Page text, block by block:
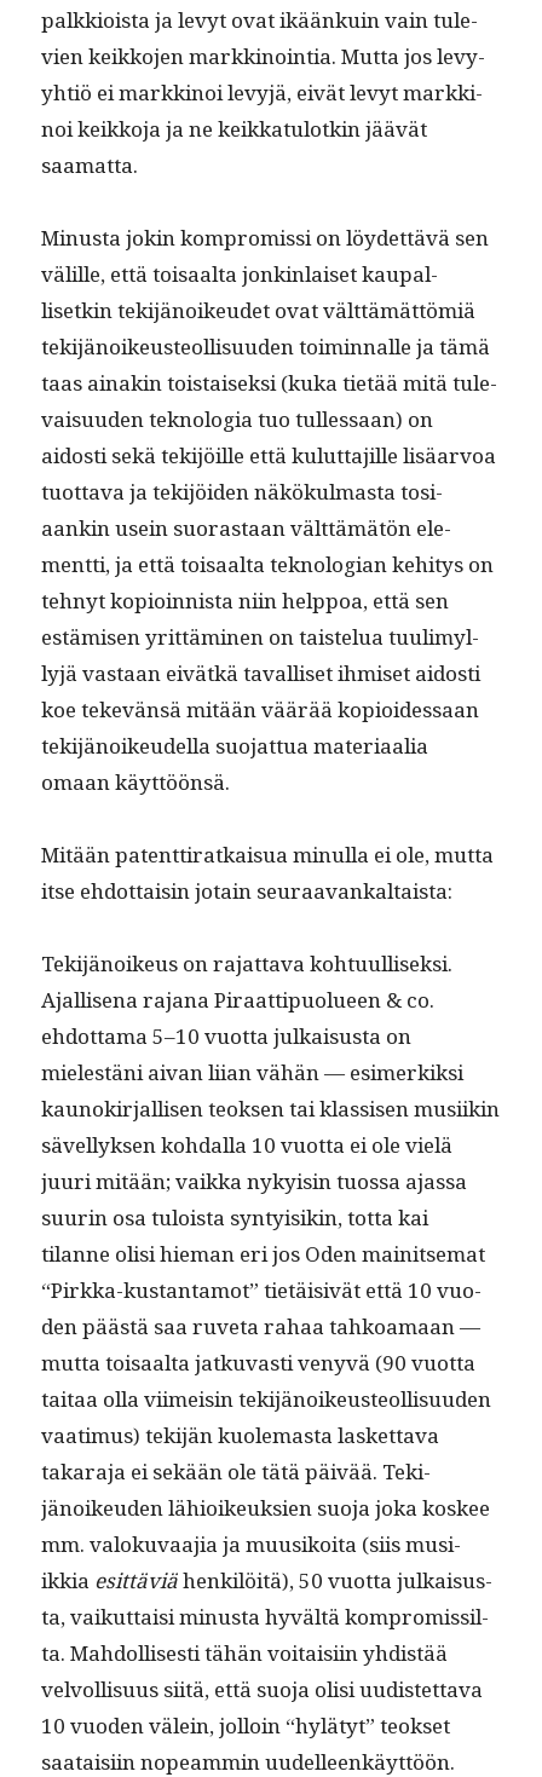
palkkioista ja levyt ovat ikäänkuin vain tule­
vien keikko­jen markki­noin­tia. Mut­ta jos levy-
yhtiö ei markki­noi levyjä, eivät levyt markki­
noi keikko­ja ja ne keikkat­u­lotkin jäävät
saamatta.
Minus­ta jokin kom­pro­mis­si on löy­det­tävä sen
välille, että toisaal­ta jonkin­laiset kau­pal­
lisetkin tek­i­jänoikeudet ovat vält­tämät­tömiä
tek­i­jänoikeuste­ol­lisu­u­den toimin­nalle ja tämä
taas ainakin tois­taisek­si (kuka tietää mitä tule­
vaisu­u­den teknolo­gia tuo tul­lessaan) on
aidosti sekä tek­i­jöille että kulut­ta­jille lisäar­voa
tuot­ta­va ja tek­i­jöi­den näkökul­mas­ta tosi­
aankin usein suo­ras­taan vält­tämätön ele­
ment­ti, ja että toisaal­ta teknolo­gian kehi­tys on
tehnyt kopi­oin­nista niin help­poa, että sen
estämisen yrit­tämi­nen on tais­telua tuulimyl­
lyjä vas­taan eivätkä taval­liset ihmiset aidosti
koe tekevän­sä mitään väärää kopi­oidessaan
tek­i­jänoikeudel­la suo­jat­tua mate­ri­aalia
omaan käyttöönsä.
Mitään patent­ti­ratkaisua min­ul­la ei ole, mut­ta
itse ehdot­taisin jotain seuraavankaltaista:
Tek­i­jänoikeus on rajat­ta­va kohtu­ullisek­si.
Ajal­lise­na rajana Piraat­tipuolueen & co.
ehdot­ta­ma 5–10 vuot­ta julka­is­us­ta on
mielestäni aivan liian vähän — esimerkik­si
kaunokir­jal­lisen teok­sen tai klas­sisen musi­ikin
sävel­lyk­sen kohdal­la 10 vuot­ta ei ole vielä
juuri mitään; vaik­ka nyky­isin tuos­sa ajas­sa
suurin osa tuloista syn­ty­isikin, tot­ta kai
tilanne olisi hie­man eri jos Oden mainit­se­mat
“Pirk­ka-kus­tan­ta­mot” tietäi­sivät että 10 vuo­
den päästä saa ruve­ta rahaa tahkoa­maan —
mut­ta toisaal­ta jatku­vasti venyvä (90 vuot­ta
taitaa olla viimeisin tek­i­jänoikeuste­ol­lisu­u­den
vaa­timus) tek­i­jän kuole­mas­ta las­ket­ta­va
takara­ja ei sekään ole tätä päivää. Tek­i­
jänoikeu­den lähioikeuk­sien suo­ja joka kos­kee
mm. val­oku­vaa­jia ja muusikoi­ta (siis musi­
ikkia esit­täviähenkilöitä), 50 vuot­ta julka­is­us­
ta, vaikut­taisi minus­ta hyvältä kom­pro­mis­sil­
ta. Mah­dol­lis­es­ti tähän voitaisi­in yhdis­tää
velvol­lisu­us siitä, että suo­ja olisi uud­is­tet­ta­va
10 vuo­den välein, jol­loin “hylä­tyt” teok­set
saataisi­in nopeam­min uudelleenkäyttöön.